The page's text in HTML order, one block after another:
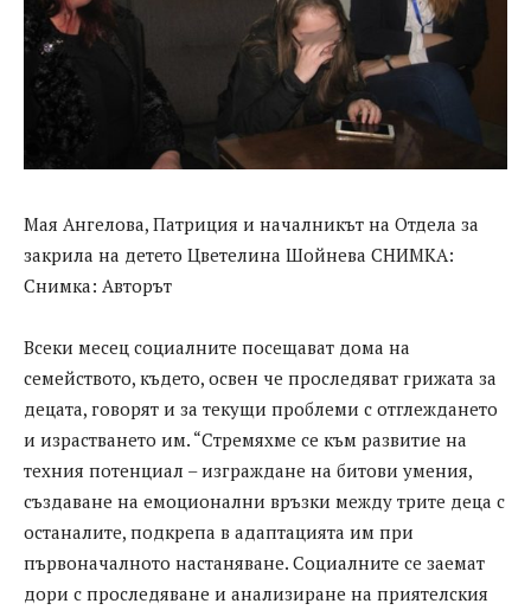
Мая Ангелова, Патриция и началникът на Отдела за
закрила на детето Цветелина Шойнева СНИМКА:
Снимка: Авторът
Всеки месец социалните посещават дома на
семейството, където, освен че проследяват грижата за
децата, говорят и за текущи проблеми с отглеждането
и израстването им. “Стремяхме се към развитие на
техния потенциал – изграждане на битови умения,
създаване на емоционални връзки между трите деца с
останалите, подкрепа в адаптацията им при
първоначалното настаняване. Социалните се заемат
дори с проследяване и анализиране на приятелския